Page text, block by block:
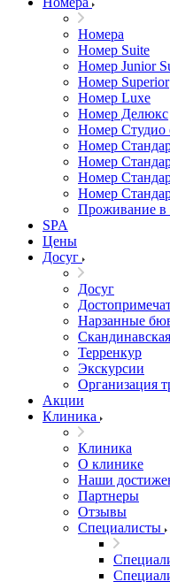
Номера
Номер Suite
Номер Junior
Номер Superior
Номер Luxe
Номер Делюкс
Номер Студио
Номер
Номер
Номер
Номер
Проживание в
SPA
Цены
Досуг
Досуг
Нарзанные
Терренкур
Экскурсии
Организация
Акции
Клиника
Клиника
О клинике
Наши
Партнеры
Отзывы
Специалисты